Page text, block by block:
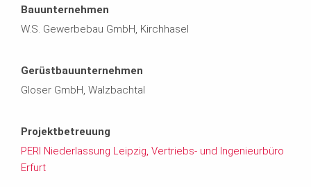
Bauunternehmen
W.S. Gewerbebau GmbH, Kirchhasel
Gerüstbauunternehmen
Gloser GmbH, Walzbachtal
Projektbetreuung
PERI Niederlassung Leipzig, Vertriebs- und Ingenieurbüro
Erfurt